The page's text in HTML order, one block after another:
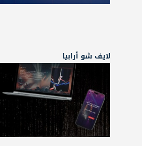
لايف شو أرابيا